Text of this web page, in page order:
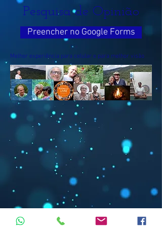
Pesquisa de Opinião
Preencher no Google Forms
Melhor experiência para celular e para melhor visão